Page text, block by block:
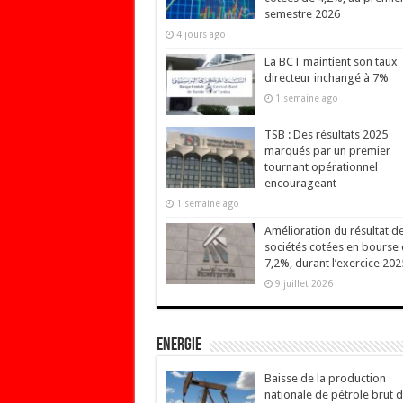
semestre 2026
4 jours ago
La BCT maintient son taux
directeur inchangé à 7%
1 semaine ago
TSB : Des résultats 2025
marqués par un premier
tournant opérationnel
encourageant
1 semaine ago
Amélioration du résultat
sociétés cotées en bourse
7,2%, durant l’exercice
9 juillet 2026
Energie
Baisse de la production
nationale de pétrole brut